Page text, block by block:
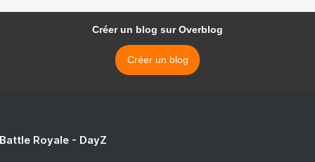
Créer un blog sur Overblog
Créer un blog
Royale - DayZ